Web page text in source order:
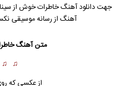
جهت دانلود آهنگ خاطرات خوش از
آهنگ از رسانه موسیقی
متن آهنگ
♫ ♫
از عکسی که